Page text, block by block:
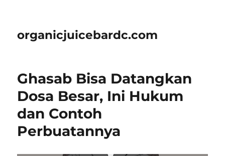
organicjuicebardc.com
Ghasab Bisa Datangkan
Dosa Besar, Ini Hukum
dan Contoh
Perbuatannya